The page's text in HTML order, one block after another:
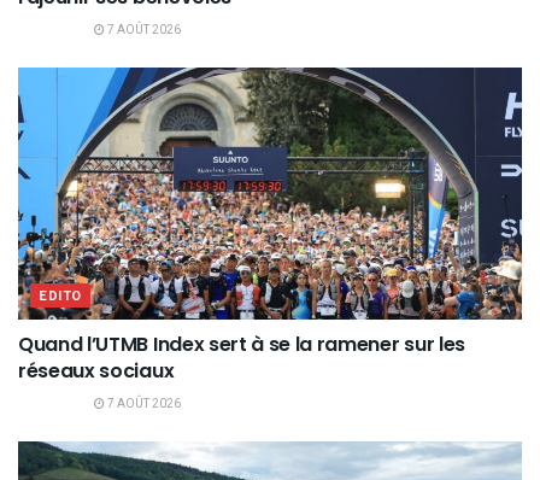
7 AOÛT 2026
EDITO
Quand l’UTMB Index sert à se la ramener sur les
réseaux sociaux
7 AOÛT 2026